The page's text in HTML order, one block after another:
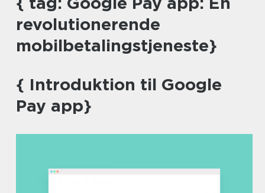
revolutionerende
mobilbetalingstjeneste}
{ Introduktion til Google
Pay app}